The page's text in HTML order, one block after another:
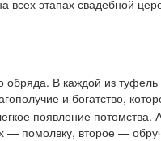
всех этапах свадебной
В каждой из туфель
и богатство,
появление
— помолвку, второе —